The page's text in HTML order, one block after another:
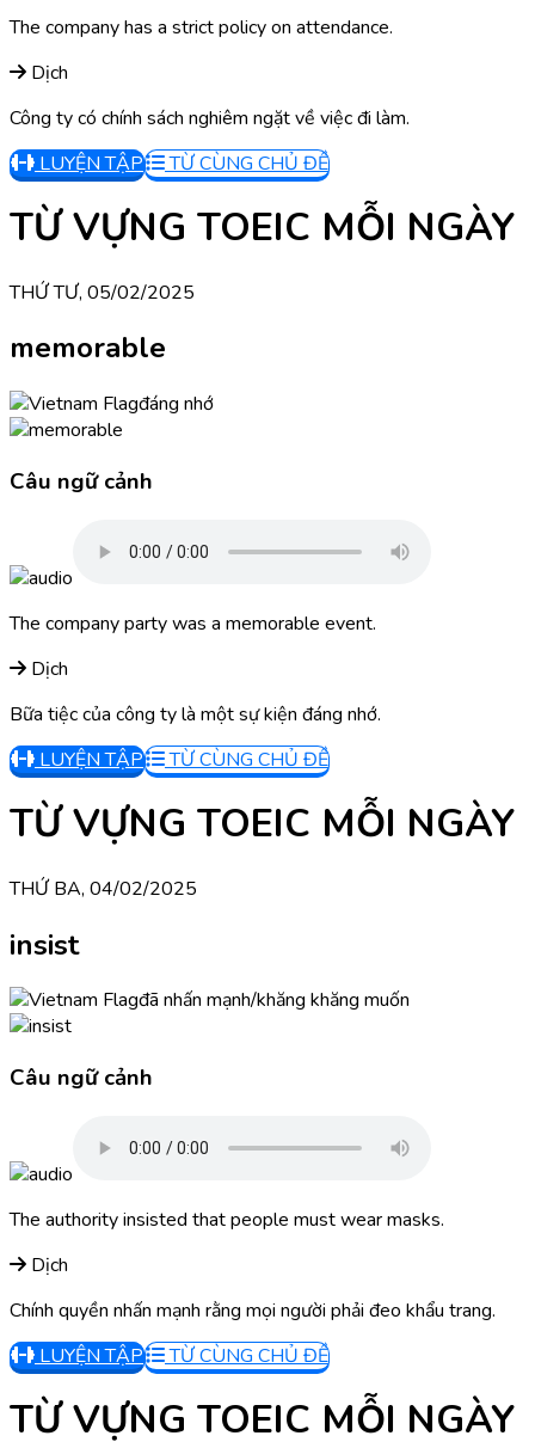
The company has a strict policy on attendance.
Dịch
Công ty có chính sách nghiêm ngặt về việc đi làm.
LUYỆN TẬP
TỪ CÙNG CHỦ ĐỀ
TỪ VỰNG TOEIC MỖI NGÀY
THỨ TƯ, 05/02/2025
memorable
đáng nhớ
Câu ngữ cảnh
The company party was a memorable event.
Dịch
Bữa tiệc của công ty là một sự kiện đáng nhớ.
LUYỆN TẬP
TỪ CÙNG CHỦ ĐỀ
TỪ VỰNG TOEIC MỖI NGÀY
THỨ BA, 04/02/2025
insist
đã nhấn mạnh/khăng khăng muốn
Câu ngữ cảnh
The authority insisted that people must wear masks.
Dịch
Chính quyền nhấn mạnh rằng mọi người phải đeo khẩu trang.
LUYỆN TẬP
TỪ CÙNG CHỦ ĐỀ
TỪ VỰNG TOEIC MỖI NGÀY